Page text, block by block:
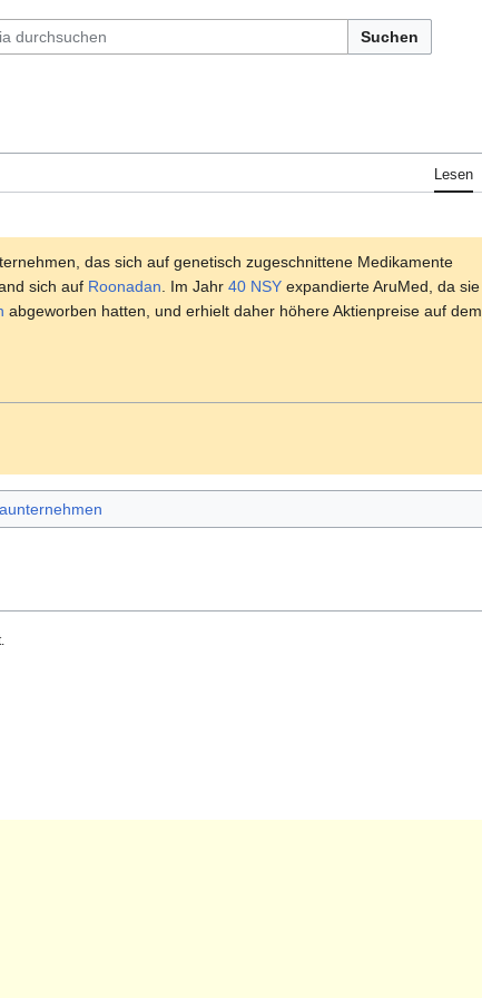
Suchen
Lesen
das sich auf genetisch zugeschnittene Medikamente
sich auf Roonadan . Im Jahr 40 NSY expandierte AruMed, da sie
abgeworben hatten, und erhielt daher höhere Aktienpreise auf dem